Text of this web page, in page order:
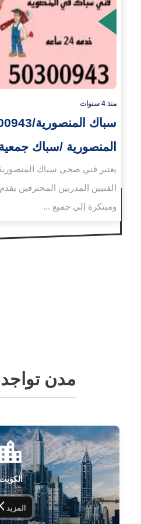
منذ 4 سنوات
المنصورية /سباك
يعتبر فني صحي سباك
الفنيين المدربين المحترفين
ومبتكرة إلى جميع ...
مدن تواجد
المزيد